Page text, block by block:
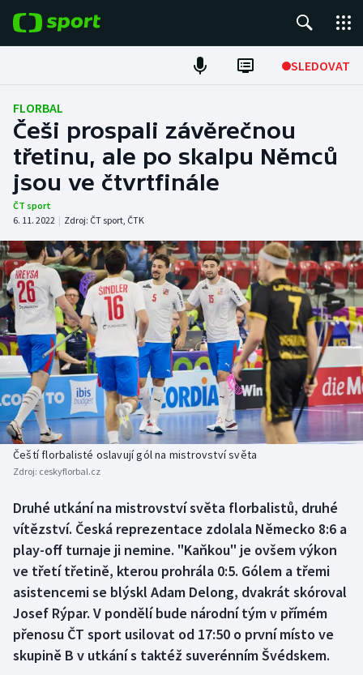
SLEDOVAT
Fotbal
Hokej
Tenis
Atletika
Cyklistika
DALŠÍ SPORTY
Americký fotbal
Baseball a softbal
Basketbal
Biatlon
Box
Curling
Dostihy
Florbal
NEPŘEHLÉDNĚTE
Soutěže
Historické návraty
Aplikace ČT sport
FLORBAL
Češi prospali závěrečnou
třetinu, ale po skalpu Němců
jsou ve čtvrtfinále
ČT sport
6. 11. 2022 | Zdroj: ČT sport, ČTK
Čeští florbalisté oslavují gól na mistrovství světa
Zdroj: ceskyflorbal.cz
Druhé utkání na mistrovství světa florbalistů, druhé
vítězství. Česká reprezentace zdolala Německo 8:6 a
play-off turnaje ji nemine. "Kaňkou" je ovšem výkon
ve třetí třetině, kterou prohrála 0:5. Gólem a třemi
asistencemi se blýskl Adam Delong, dvakrát skóroval
Josef Rýpar. V pondělí bude národní tým v přímém
přenosu ČT sport usilovat od 17:50 o první místo ve
skupině B v utkání s taktéž suverénním Švédskem.